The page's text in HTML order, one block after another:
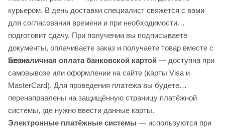
курьером. В день доставки специалист свяжется с вами
для согласования времени и при необходимости
подготовит сдачу. При получении вы подписываете
документы, оплачиваете заказ и получаете товар вместе с
чеком.
Безналичная оплата банковской картой — доступна при
самовывозе или оформлении на сайте (карты Visa и
MasterCard). Для проведения платежа вы будете
перенаправлены на защищённую страницу платёжной
системы, где нужно ввести данные карты.
Электронные платёжные системы — используются при